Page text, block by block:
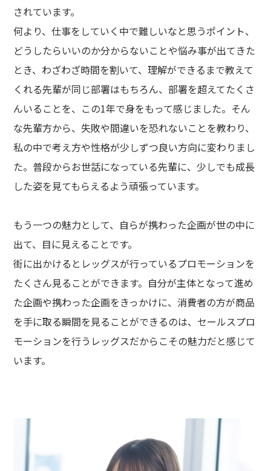
PEOPLE
社員インタビュー
COMPANY
会社概要
レッグスの制度
オフィスギャラリー
RECRUITING
キャリア採用情報
障害者採用情報
コーポレートサイト
CLグループ採用ポータルサイト
されています。
何より、仕事をしていく中で難しいなと思うポイント、
どうしたらいいのか分からないことや悩み事が出てきた
とき、わざわざ時間を割いて、理解ができるまで教えて
くれる先輩が同じ部署はもちろん、部署を超えてたくさ
んいることを、この1年で身をもって感じました。そん
な先輩方から、失敗や間違いを恐れないことを教わり、
私の中で考え方や性格が少しずつ良い方向に変わりまし
た。普段からお世話になっている先輩に、少しでも成長
した姿を見てもらえるよう頑張っています。
もう一つの魅力として、自らが携わった企画が世の中に
出て、目に見えることです。
街に出かけるとレッグスが行っているプロモーションを
たくさん見ることができます。自分が主体となって進め
た企画や携わった企画をきっかけに、消費者の方が商品
を手に取る瞬間を見ることができるのは、セールスプロ
モーションを行うレッグスだからこその魅力だと感じて
います。